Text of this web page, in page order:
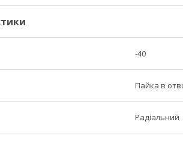
-40
Пайка в
Радіальний